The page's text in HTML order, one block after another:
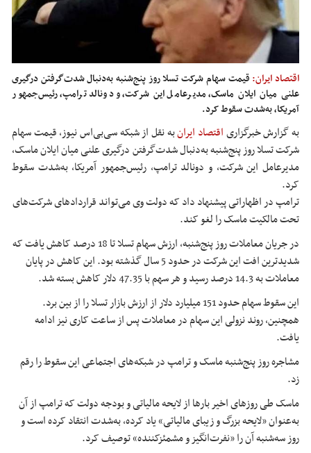
اقتصاد ایران: قیمت سهام شرکت تسلا روز پنج‌شنبه به‌دنبال شدت‌گرفتن درگیری
علنی میان ایلان ماسک، مدیرعامل این شرکت، و دونالد ترامپ، رئیس‌جمهور
آمریکا، به‌شدت سقوط کرد.
به گزارش خبرگزاریاقتصاد ایرانبه نقل از شبکه سی‌بی‌اس نیوز، قیمت سهام
شرکت تسلا روز پنج‌شنبه به‌دنبال شدت‌گرفتن درگیری علنی میان ایلان ماسک،
مدیرعامل این شرکت، و دونالد ترامپ، رئیس‌جمهور آمریکا، به‌شدت سقوط
کرد.
ترامپ در اظهاراتی پیشنهاد داد که دولت وی می‌تواند قراردادهای شرکت‌های
تحت مالکیت ماسک را لغو کند.
در جریان معاملات روز پنج‌شنبه، ارزش سهام تسلا تا 18 درصد کاهش یافت که
شدیدترین افت این شرکت در حدود 5 سال گذشته بود. این کاهش در پایان
معاملات به 14.3 درصد رسید و هر سهم با 47.35 دلار کاهش بسته شد.
این سقوط سهام حدود 151 میلیارد دلار از ارزش بازار تسلا را از بین برد.
همچنین، روند نزولی این سهام در معاملات پس از ساعت کاری نیز ادامه
یافت.
مشاجره روز پنج‌شنبه ماسک و ترامپ در شبکه‌های اجتماعی این سقوط را رقم
زد.
ماسک طی روزهای اخیر بارها از لایحه مالیاتی و بودجه دولت که ترامپ از آن
به‌عنوان «لایحه بزرگ و زیبای مالیاتی» یاد کرده، به‌شدت انتقاد کرده است و
روز سه‌شنبه آن را «نفرت‌انگیز و مشمئزکننده» توصیف کرد.